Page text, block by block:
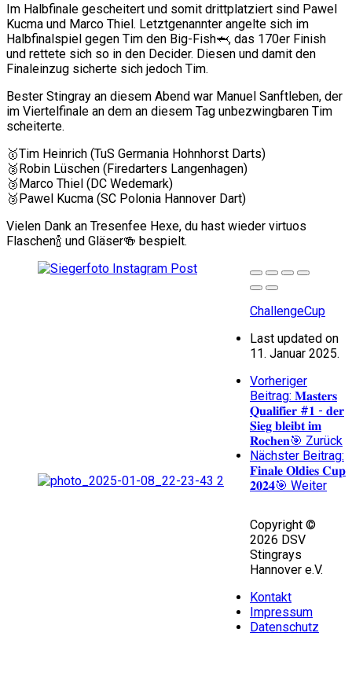
Im Halbfinale gescheitert und somit drittplatziert sind Pawel
Kucma und Marco Thiel. Letztgenannter angelte sich im
Halbfinalspiel gegen Tim den Big-Fish🦈, das 170er Finish
und rettete sich so in den Decider. Diesen und damit den
Finaleinzug sicherte sich jedoch Tim.
Bester Stingray an diesem Abend war Manuel Sanftleben, der
im Viertelfinale an dem an diesem Tag unbezwingbaren Tim
scheiterte.
🥇Tim Heinrich (TuS Germania Hohnhorst Darts)
🥈Robin Lüschen (Firedarters Langenhagen)
🥉Marco Thiel (DC Wedemark)
🥉Pawel Kucma (SC Polonia Hannover Dart)
Vielen Dank an Tresenfee Hexe, du hast wieder virtuos
Flaschen🍾 und Gläser🍻 bespielt.
ChallengeCup
Last updated on
11. Januar 2025.
Vorheriger
Beitrag: 𝐌𝐚𝐬𝐭𝐞𝐫𝐬
𝐐𝐮𝐚𝐥𝐢𝐟𝐢𝐞𝐫 #𝟏 - 𝐝𝐞𝐫
𝐒𝐢𝐞𝐠 𝐛𝐥𝐞𝐢𝐛𝐭 𝐢𝐦
𝐑𝐨𝐜𝐡𝐞𝐧🎯 Zurück
Nächster Beitrag:
𝐅𝐢𝐧𝐚𝐥𝐞 𝐎𝐥𝐝𝐢𝐞𝐬 𝐂𝐮𝐩
𝟐𝟎𝟐𝟒🎯 Weiter
Copyright ©
2026 DSV
Stingrays
Hannover e.V.
Kontakt
Impressum
Datenschutz